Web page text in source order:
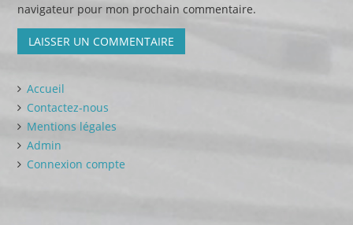
navigateur pour mon prochain commentaire.
Accueil
Contactez-nous
Mentions légales
Admin
Connexion compte